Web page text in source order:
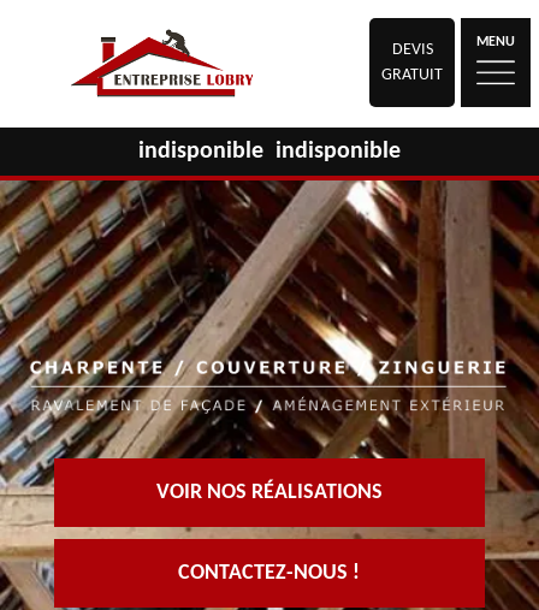
DEVIS
GRATUIT
MENU
indisponible indisponible
VOIR NOS RÉALISATIONS
CONTACTEZ-NOUS !